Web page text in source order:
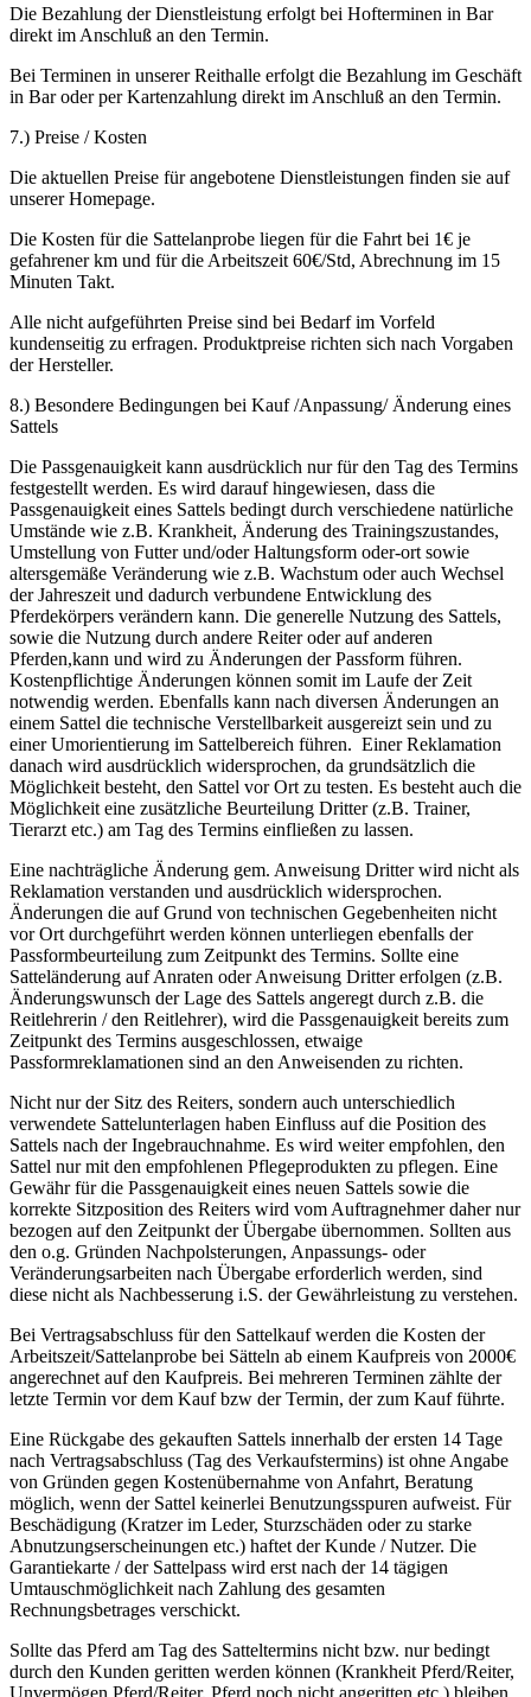
Die Bezahlung der Dienstleistung erfolgt bei Hofterminen in Bar
direkt im Anschluß an den Termin.
Bei Terminen in unserer Reithalle erfolgt die Bezahlung im Geschäft
in Bar oder per Kartenzahlung direkt im Anschluß an den Termin.
7.) Preise / Kosten
Die aktuellen Preise für angebotene Dienstleistungen finden sie auf
unserer Homepage.
Die Kosten für die Sattelanprobe liegen für die Fahrt bei 1€ je
gefahrener km und für die Arbeitszeit 60€/Std, Abrechnung im 15
Minuten Takt.
Alle nicht aufgeführten Preise sind bei Bedarf im Vorfeld
kundenseitig zu erfragen. Produktpreise richten sich nach Vorgaben
der Hersteller.
8.) Besondere Bedingungen bei Kauf /Anpassung/ Änderung eines
Sattels
Die Passgenauigkeit kann ausdrücklich nur für den Tag des Termins
festgestellt werden. Es wird darauf hingewiesen, dass die
Passgenauigkeit eines Sattels bedingt durch verschiedene natürliche
Umstände wie z.B. Krankheit, Änderung des Trainingszustandes,
Umstellung von Futter und/oder Haltungsform oder-ort sowie
altersgemäße Veränderung wie z.B. Wachstum oder auch Wechsel
der Jahreszeit und dadurch verbundene Entwicklung des
Pferdekörpers verändern kann. Die generelle Nutzung des Sattels,
sowie die Nutzung durch andere Reiter oder auf anderen
Pferden,kann und wird zu Änderungen der Passform führen.
Kostenpflichtige Änderungen können somit im Laufe der Zeit
notwendig werden. Ebenfalls kann nach diversen Änderungen an
einem Sattel die technische Verstellbarkeit ausgereizt sein und zu
einer Umorientierung im Sattelbereich führen. Einer Reklamation
danach wird ausdrücklich widersprochen, da grundsätzlich die
Möglichkeit besteht, den Sattel vor Ort zu testen. Es besteht auch die
Möglichkeit eine zusätzliche Beurteilung Dritter (z.B. Trainer,
Tierarzt etc.) am Tag des Termins einfließen zu lassen.
Eine nachträgliche Änderung gem. Anweisung Dritter wird nicht als
Reklamation verstanden und ausdrücklich widersprochen.
Änderungen die auf Grund von technischen Gegebenheiten nicht
vor Ort durchgeführt werden können unterliegen ebenfalls der
Passformbeurteilung zum Zeitpunkt des Termins. Sollte eine
Satteländerung auf Anraten oder Anweisung Dritter erfolgen (z.B.
Änderungswunsch der Lage des Sattels angeregt durch z.B. die
Reitlehrerin / den Reitlehrer), wird die Passgenauigkeit bereits zum
Zeitpunkt des Termins ausgeschlossen, etwaige
Passformreklamationen sind an den Anweisenden zu richten.
Nicht nur der Sitz des Reiters, sondern auch unterschiedlich
verwendete Sattelunterlagen haben Einfluss auf die Position des
Sattels nach der Ingebrauchnahme. Es wird weiter empfohlen, den
Sattel nur mit den empfohlenen Pflegeprodukten zu pflegen. Eine
Gewähr für die Passgenauigkeit eines neuen Sattels sowie die
korrekte Sitzposition des Reiters wird vom Auftragnehmer daher nur
bezogen auf den Zeitpunkt der Übergabe übernommen. Sollten aus
den o.g. Gründen Nachpolsterungen, Anpassungs- oder
Veränderungsarbeiten nach Übergabe erforderlich werden, sind
diese nicht als Nachbesserung i.S. der Gewährleistung zu verstehen.
Bei Vertragsabschluss für den Sattelkauf werden die Kosten der
Arbeitszeit/Sattelanprobe bei Sätteln ab einem Kaufpreis von 2000€
angerechnet auf den Kaufpreis. Bei mehreren Terminen zählte der
letzte Termin vor dem Kauf bzw der Termin, der zum Kauf führte.
Eine Rückgabe des gekauften Sattels innerhalb der ersten 14 Tage
nach Vertragsabschluss (Tag des Verkaufstermins) ist ohne Angabe
von Gründen gegen Kostenübernahme von Anfahrt, Beratung
möglich, wenn der Sattel keinerlei Benutzungsspuren aufweist. Für
Beschädigung (Kratzer im Leder, Sturzschäden oder zu starke
Abnutzungserscheinungen etc.) haftet der Kunde / Nutzer. Die
Garantiekarte / der Sattelpass wird erst nach der 14 tägigen
Umtauschmöglichkeit nach Zahlung des gesamten
Rechnungsbetrages verschickt.
Sollte das Pferd am Tag des Satteltermins nicht bzw. nur bedingt
durch den Kunden geritten werden können (Krankheit Pferd/Reiter,
Unvermögen Pferd/Reiter, Pferd noch nicht angeritten etc.) bleiben